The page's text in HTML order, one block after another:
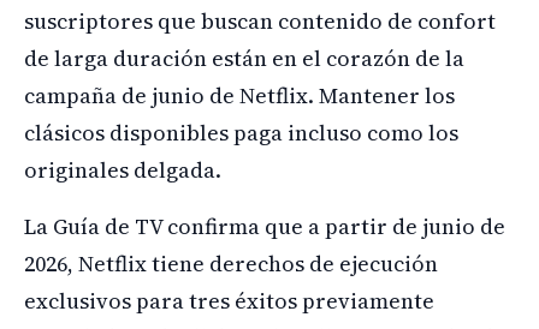
suscriptores que buscan contenido de confort
de larga duración están en el corazón de la
campaña de junio de Netflix. Mantener los
clásicos disponibles paga incluso como los
originales delgada.
La Guía de TV confirma que a partir de junio de
2026, Netflix tiene derechos de ejecución
exclusivos para tres éxitos previamente